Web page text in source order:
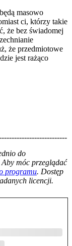
masowo
ci, którzy takie
że bez świadomej
że przedmiotowe
jest rażąco
do
Aby móc przeglądać
programu. Dostęp
licencji.